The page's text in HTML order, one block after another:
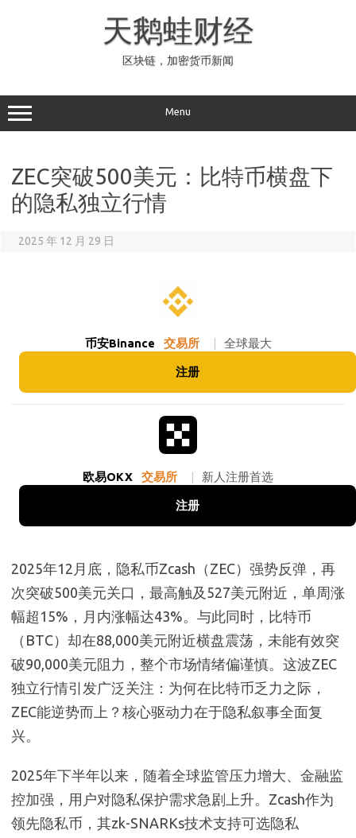
天鹅蛙财经
区块链，加密货币新闻
Menu
ZEC突破500美元：比特币横盘下
的隐私独立行情
2025 年 12 月 29 日
币安Binance 交易所 | 全球最大
注册
欧易OKX 交易所 | 新人注册首选
注册
2025年12月底，隐私币Zcash（ZEC）强势反弹，再
次突破500美元关口，最高触及527美元附近，单周涨
幅超15%，月内涨幅达43%。与此同时，比特币
（BTC）却在88,000美元附近横盘震荡，未能有效突
破90,000美元阻力，整个市场情绪偏谨慎。这波ZEC
独立行情引发广泛关注：为何在比特币乏力之际，
ZEC能逆势而上？核心驱动力在于隐私叙事全面复
兴。
2025年下半年以来，随着全球监管压力增大、金融监
控加强，用户对隐私保护需求急剧上升。Zcash作为
领先隐私币，其zk-SNARKs技术支持可选隐私